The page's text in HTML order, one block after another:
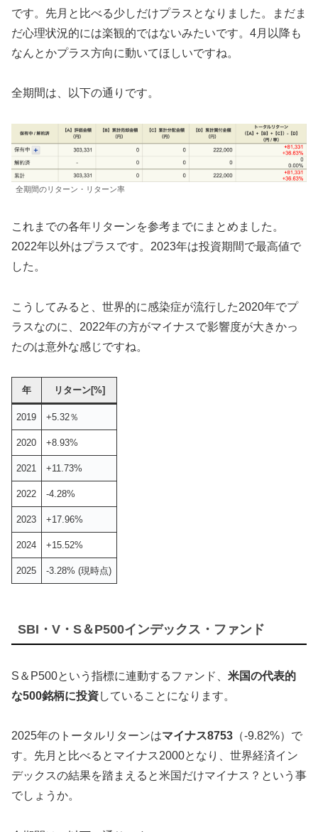
です。先月と比べる少しだけプラスとなりました。まだま
だ心理状況的には楽観的ではないみたいです。4月以降も
なんとかプラス方向に動いてほしいですね。
全期間は、以下の通りです。
全期間のリターン・リターン率
これまでの各年リターンを参考までにまとめました。
2022年以外はプラスです。2023年は投資期間で最高値で
した。
こうしてみると、世界的に感染症が流行した2020年でプ
ラスなのに、2022年の方がマイナスで影響度が大きかっ
たのは意外な感じですね。
年 リターン[%]
2019 +5.32％
2020 +8.93%
2021 +11.73%
2022 -4.28%
2023 +17.96%
2024 +15.52%
2025 -3.28% (現時点)
SBI・V・S＆P500インデックス・ファンド
S＆P500という指標に連動するファンド、 米国の代表的
な500銘柄に投資していることになります。
2025年のトータルリターンはマイナス8753 （-9.82%）で
す。先月と比べるとマイナス2000となり、世界経済イン
デックスの結果を踏まえると米国だけマイナス？という事
でしょうか。